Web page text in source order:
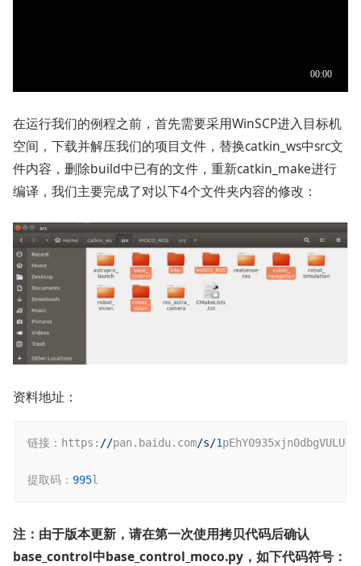
在运行我们的例程之前，首先需要采用WinSCP进入目标机
空间，下载并解压我们的项目文件，替换catkin_ws中src文
件内容，删除build中已有的文件，重新catkin_make进行
编译，我们主要完成了对以下4个文件夹内容的修改：
资料地址：
链接：https: //pan.baidu.com/s/1
提取码： 995l
注：由于版本更新，请在第一次使用拷贝代码后确认
base_control中base_control_moco.py，如下代码符号：